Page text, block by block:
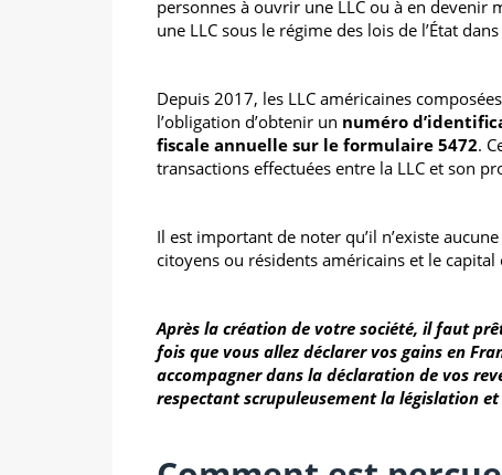
personnes à ouvrir une LLC ou à en devenir
une LLC sous le régime des lois de l’État
Depuis 2017, les LLC américaines
l’obligation d’obtenir un numéro
fiscale annuelle sur le formulaire 5472.
transactions effectuées entre la LLC et son
Il est important de noter qu’il n’existe
citoyens ou résidents américains et le
Après la création de votre société, il faut
fois que vous allez déclarer vos gains en
accompagner dans la déclaration de vos
respectant scrupuleusement la législation